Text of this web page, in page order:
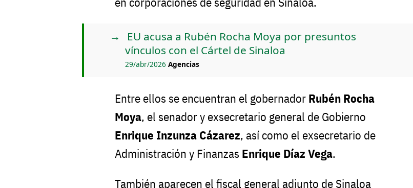
EU acusa a Rubén Rocha Moya por presuntos
vínculos con el Cártel de Sinaloa
29/abr/2026 Agencias
Entre ellos se encuentran el gobernador Rubén Rocha
Moya, el senador y exsecretario general de Gobierno
Enrique Inzunza Cázarez, así como el exsecretario de
Administración y Finanzas Enrique Díaz Vega.
También aparecen el fiscal general adjunto de Sinaloa